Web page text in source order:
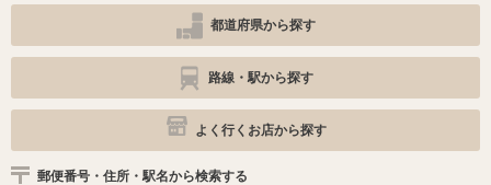
都道府県から探す
路線・駅から探す
よく行くお店から探す
郵便番号・住所・駅名から検索する